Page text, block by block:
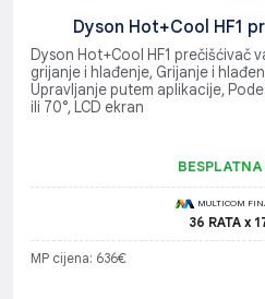
Dyson Hot+Cool HF1
Dyson Hot+Cool HF1 prečišćivač
grijanje i hlađenje, Grijanje i
Upravljanje putem aplikacije,
ili 70°, LCD ekran
MULTICOM
36 RATA x
MP cijena: 636€